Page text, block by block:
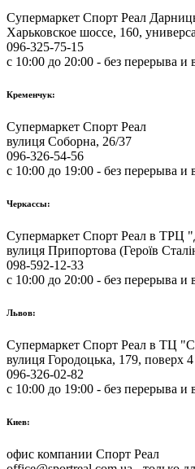
Супермаркет Спорт Реал
Харьковское шоссе, 160,
096-325-75-15
с 10:00 до 20:00 - без перерыва
Кременчук:
Супермаркет Спорт Реал
вулиця Соборна, 26/37
096-326-54-56
с 10:00 до 19:00 - без перерыва
Черкассы:
Супермаркет Спорт Реал в ТРЦ
вулиця Припортова (Героїв
098-592-12-33
с 10:00 до 20:00 - без перерыва
Львов:
Супермаркет Спорт Реал в ТЦ
вулиця Городоцька, 179, поверх 4
096-326-02-82
с 10:00 до 19:00 - без перерыва
Киев:
офис компании Спорт Реал